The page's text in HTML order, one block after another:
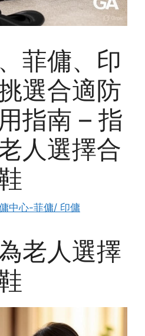
菲傭、印
選合適防
指南 – 指
人選擇合
中心-菲傭/ 印傭
老人選擇